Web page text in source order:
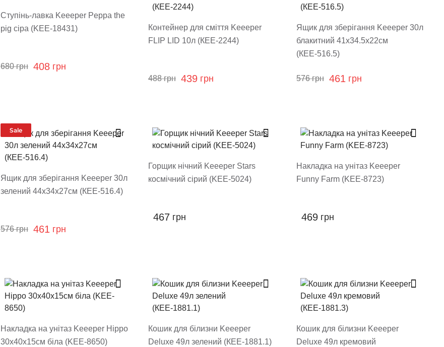
Ступінь-лавка Keeeper Peppa the
pig сіра (KEE-18431)
680 грн 408 грн
Контейнер для сміття Keeeper
FLIP LID 10л (КЕЕ-2244)
488 грн 439 грн
Ящик для зберігання Keeeper 30л
блакитний 41х34.5х22см
(КЕЕ-516.5)
576 грн 461 грн
Sale
Ящик для зберігання Keeeper 30л
зелений 44x34x27см (КЕЕ-516.4)
576 грн 461 грн
Горщик нічний Keeeper Stars
космічний сірий (KEE-5024)
467 грн
Накладка на унітаз Keeeper
Funny Farm (KEE-8723)
469 грн
Накладка на унітаз Keeeper Hippo
30х40х15см біла (KEE-8650)
Кошик для білизни Keeeper
Deluxe 49л зелений (КЕЕ-1881.1)
Кошик для білизни Keeeper
Deluxe 49л кремовий